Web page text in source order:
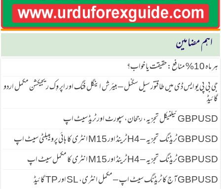
اہم مضامین
ہر ماہ 10% منافع: حقیقت یا خواب؟
جی بی پی یو ایس ڈی میں طاقتور سیل سگنل – بیئرش اینگل فنگ اور اپر وِک ریجیکشن مکمل اردو
گائیڈ
GBPUSD ٹیکنیکل تجزیہ، رجحان، سپورٹ اور ٹریڈ سیٹ اپ
GBPUSD ٹریڈنگ تجزیہ – H4 ٹرینڈ اور M15 انٹری کا ہائی پروبیبلٹی سیٹ اپ
GBPUSD ٹریڈنگ تجزیہ – H4 ٹرینڈ اور M15 انٹری کا مکمل سیٹ اپ
GBPUSD آج کا ٹریڈنگ سیٹ اپ – مکمل انٹری، SL اور TP گائیڈ